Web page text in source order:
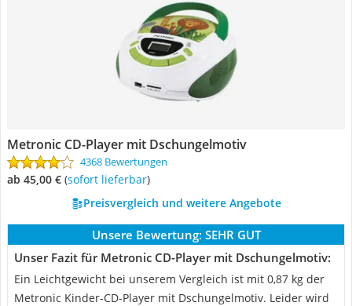
Metronic CD-Player mit Dschungelmotiv
4368 Bewertungen
ab 45,00 € ( Sofort lieferbar)
Preisvergleich und weitere Angebote
Unsere Bewertung: SEHR GUT
Unser Fazit für Metronic CD-Player mit Dschungelmotiv:
Ein Leichtgewicht bei unserem Vergleich ist mit 0,87 kg der
Metronic Kinder-CD-Player mit Dschungelmotiv. Leider wird